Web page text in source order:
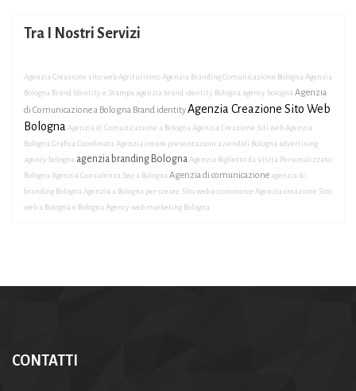
Tra I Nostri Servizi
Agenzia Creazione sito web Agriturismo Agenzia Branding Comunicazione Bologna Agenzia
Bologna Brand Identity e Stampa agenzia brand identity Bologna agency bologna Agenzia
di Comunicazione a Bologna Brand identityAgenzia Creazione Sito Web
Bologna Agenzia di Comunicazione a Bologna Agenzia Creazione Siti web Agenzia
Bologna Grafica Coordinata Agenzia creare presentazioni aziendali Bologna advertising
agency bologna agenzia branding Bologna Agenzia Biglietto da Visita Personalizzato
Bologna Agenzia Consulenza Seo a Bologna Agenzia di comunicazione agenzia di
branding Bologna Agenzia a Bologna per creare Sito web e-commerce Agenzia creazione Sito
web a Bologna e Bologna Agency web marketing Bologna
CONTATTI